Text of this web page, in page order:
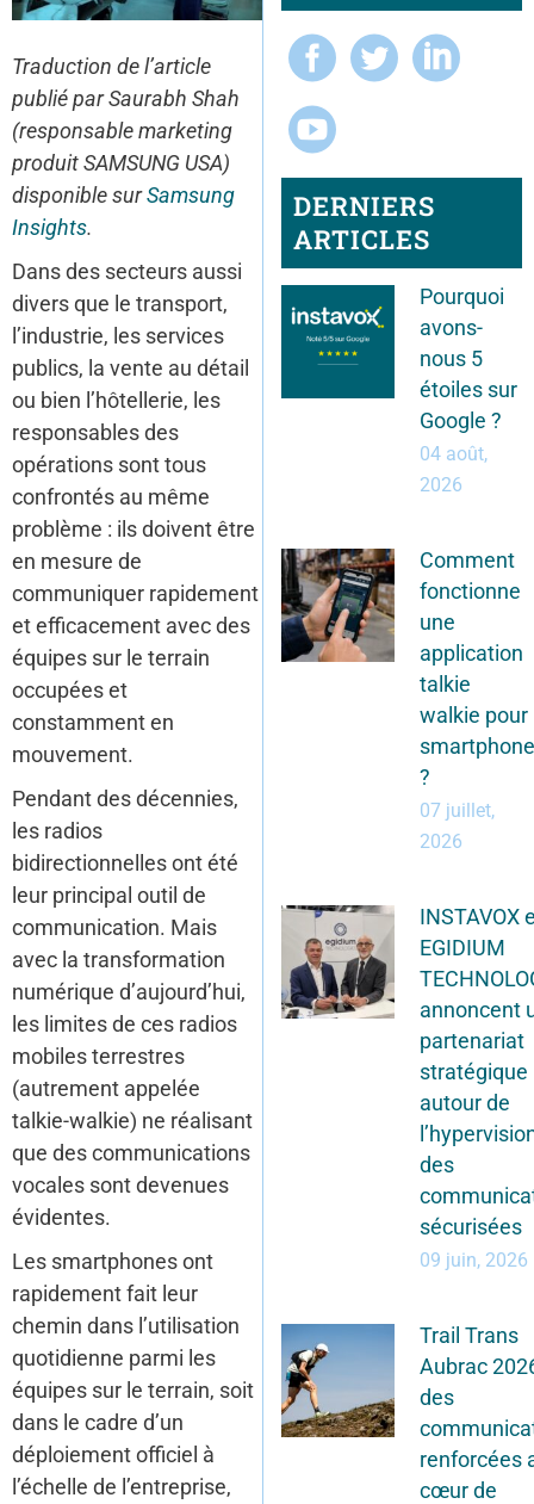
Traduction de l’article
publié par Saurabh Shah
(responsable marketing
produit SAMSUNG USA)
disponible surSamsung
Insights.
Dans des secteurs aussi
divers que le transport,
l’industrie, les services
publics, la vente au détail
ou bien l’hôtellerie, les
responsables des
opérations sont tous
confrontés au même
problème : ils doivent être
en mesure de
communiquer rapidement
et efficacement avec des
équipes sur le terrain
occupées et
constamment en
mouvement.
Pendant des décennies,
les radios
bidirectionnelles ont été
leur principal outil de
communication. Mais
avec la transformation
numérique d’aujourd’hui,
les limites de ces radios
mobiles terrestres
(autrement appelée
talkie-walkie) ne réalisant
que des communications
vocales sont devenues
évidentes.
Les smartphones ont
rapidement fait leur
chemin dans l’utilisation
quotidienne parmi les
équipes sur le terrain, soit
dans le cadre d’un
déploiement officiel à
l’échelle de l’entreprise,
DERNIERS
ARTICLES
Pourquoi
avons-
nous 5
étoiles sur
Google ?
04 août,
2026
Comment
fonctionne
une
application
talkie
walkie pour
smartphone
?
07 juillet,
2026
INSTAVOX
EGIDIUM
annoncent
partenariat
stratégique
autour de
des
sécurisées
09 juin, 2026
Trail Trans
Aubrac
des
renforcées
cœur de